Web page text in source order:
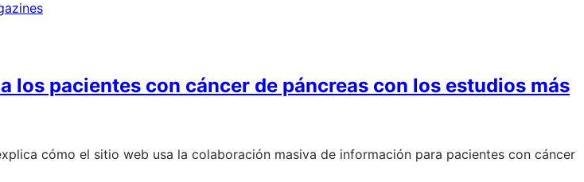
pacientes con cáncer de páncreas con los estudios más
cómo el sitio web usa la colaboración masiva de información para pacientes con cáncer